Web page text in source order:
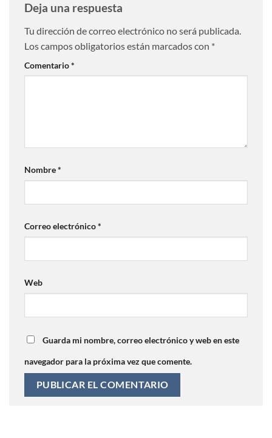
Deja una respuesta
Tu dirección de correo electrónico no será publicada.
Los campos obligatorios están marcados con *
Comentario*
Nombre*
Correo electrónico*
Web
Guarda mi nombre, correo electrónico y web en este
navegador para la próxima vez que comente.